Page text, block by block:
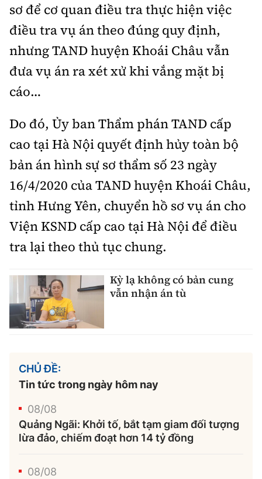
sơ để cơ quan điều tra thực hiện việc
điều tra vụ án theo đúng quy định,
nhưng TAND huyện Khoái Châu vẫn
đưa vụ án ra xét xử khi vắng mặt bị
cáo…
Do đó, Ủy ban Thẩm phán TAND cấp
cao tại Hà Nội quyết định hủy toàn bộ
bản án hình sự sơ thẩm số 23 ngày
16/4/2020 của TAND huyện Khoái Châu,
tỉnh Hưng Yên, chuyển hồ sơ vụ án cho
Viện KSND cấp cao tại Hà Nội để điều
tra lại theo thủ tục chung.
Kỳ lạ không có bản cung
vẫn nhận án tù
CHỦ ĐỀ:
Tin tức trong ngày hôm nay
08/08
Quảng Ngãi: Khởi tố, bắt tạm giam đối tượng
lừa đảo, chiếm đoạt hơn 14 tỷ đồng
08/08